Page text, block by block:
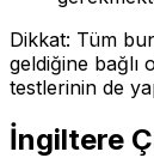
Dikkat: Tüm
geldiğine bağlı
testlerinin de
İngiltere